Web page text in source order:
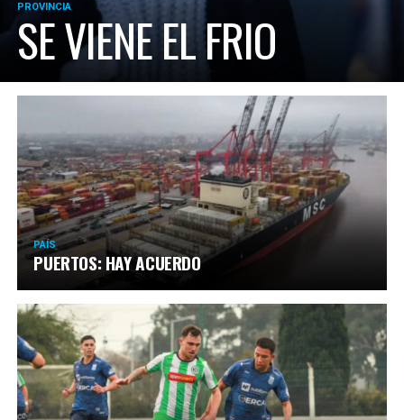
PROVINCIA
SE VIENE EL FRIO
PAÍS
PUERTOS: HAY ACUERDO